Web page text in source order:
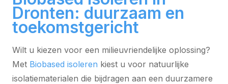
Dronten: duurzaam en
toekomstgericht
Wilt u kiezen voor een milieuvriendelijke oplossing?
Met Biobased isoleren kiest u voor natuurlijke
isolatiematerialen die bijdragen aan een duurzamere